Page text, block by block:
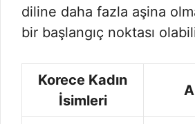
diline daha fazla aşina
bir başlangıç noktası
Korece Kadın
İsimleri